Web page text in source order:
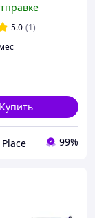
GoodPlace -
5.0 (1)
Купить
99%